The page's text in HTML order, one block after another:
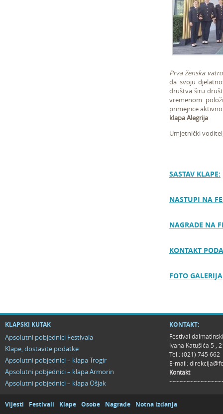
Prva ženska
da svoju
društva širu
vremenom
primejrice
klapa Alegrija.
Umjetnički
SASTAV KLAPE:
NASTUPI NA
NAGRADE NA
KONTAKT
FOTO GALERIJA
KLAPSKI KUTAK
Apsolutni pobjednici Festivala
Klape, dostavite podatke
Apsolutni pobjednici – klapa Trogir
Apsolutni pobjednici – klapa Armorin
Apsolutni pobjednici – klapa Ošjak
KONTAKT:
Festival
Ivana Katušića 5 ,
Tel.: (021) 745 662
E-mail:
Kontakt
Vijesti Festivali Klape Osobe Nagrade Notna izdanja